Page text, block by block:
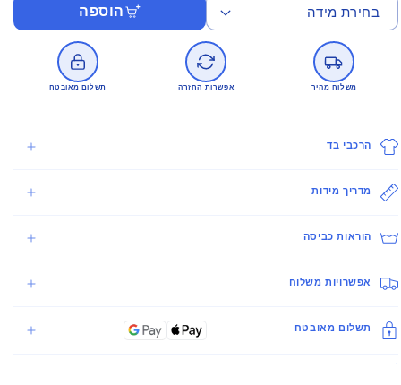
הוספה
משלוח מהיר אפשרות החזרה תשלום מאובטח
הרכבי בד
מדריך מידות
הוראות כביסה
אפשרויות משלוח
תשלום מאובטח